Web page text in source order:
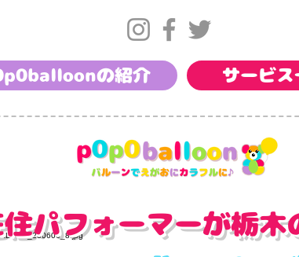
の紹介 サービス
パフォーマーが栃木